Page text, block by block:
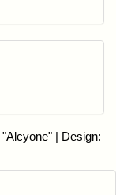
| Design: